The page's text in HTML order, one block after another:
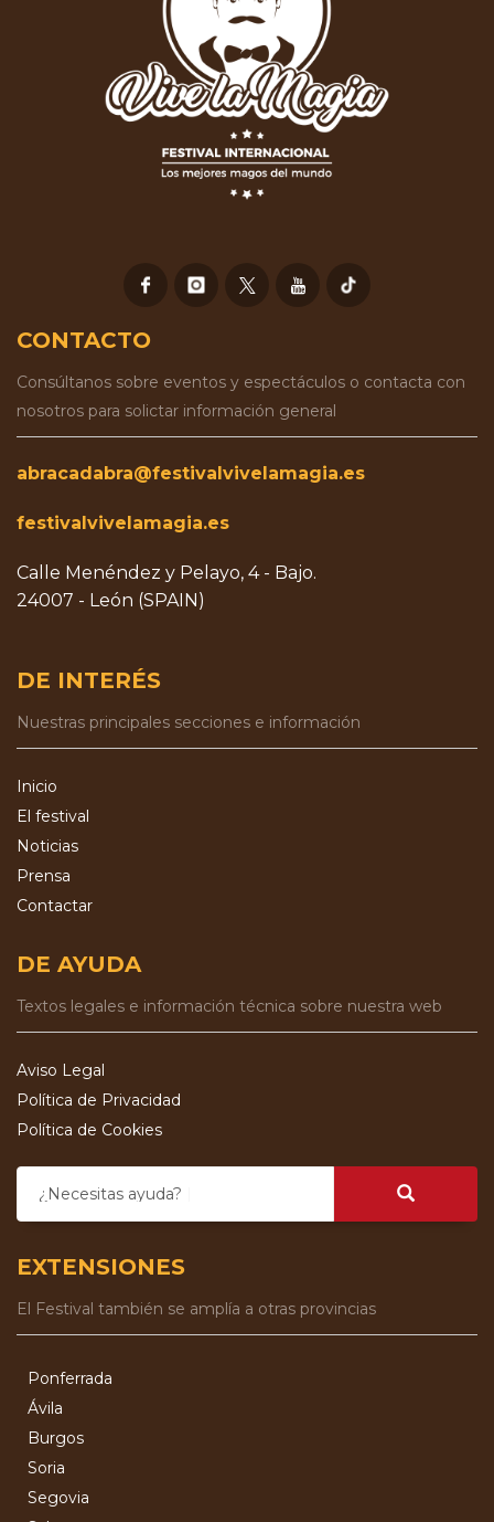
CONTACTO
Consúltanos sobre eventos y espectáculos o contacta con
nosotros para solictar información general
abracadabra@festivalvivelamagia.es
festivalvivelamagia.es
Calle Menéndez y Pelayo, 4 - Bajo.
24007 - León (SPAIN)
DE INTERÉS
Nuestras principales secciones e información
Inicio
El festival
Noticias
Prensa
Contactar
DE AYUDA
Textos legales e información técnica sobre nuestra web
Aviso Legal
Política de Privacidad
Política de Cookies
¿Necesitas ayuda?
EXTENSIONES
El Festival también se amplía a otras provincias
Ponferrada
Ávila
Burgos
Soria
Segovia